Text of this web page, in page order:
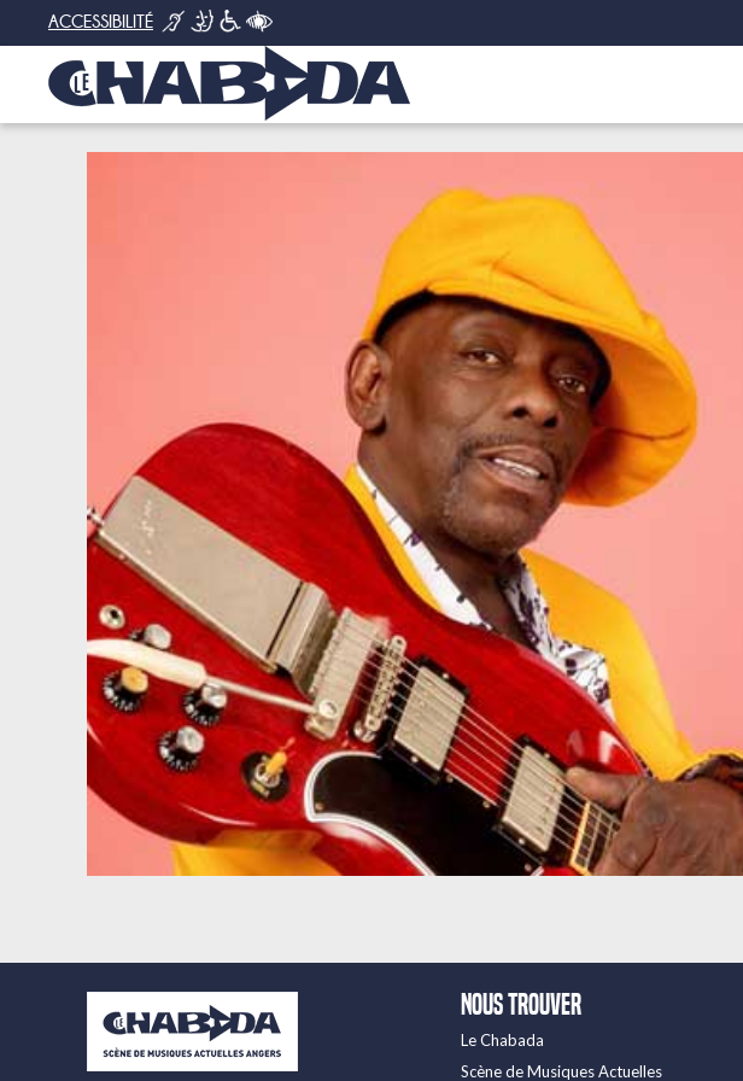
ACCESSIBILITÉ
Nous trouver
Le Chabada
Scène de Musiques Actuelles